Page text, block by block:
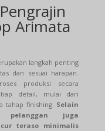
Arimata
langkah penting
dan sesuai harapan.
produksi secara
detail, mulai dari
tahap finishing. Selain
pelanggan juga
teraso minimalis